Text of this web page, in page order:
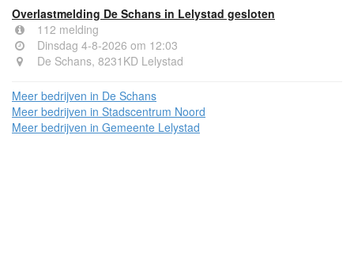
Overlastmelding De Schans in Lelystad gesloten
112 melding
Dinsdag 4-8-2026 om 12:03
De Schans, 8231KD Lelystad
Meer bedrijven in De Schans
Meer bedrijven in Stadscentrum Noord
Meer bedrijven in Gemeente Lelystad